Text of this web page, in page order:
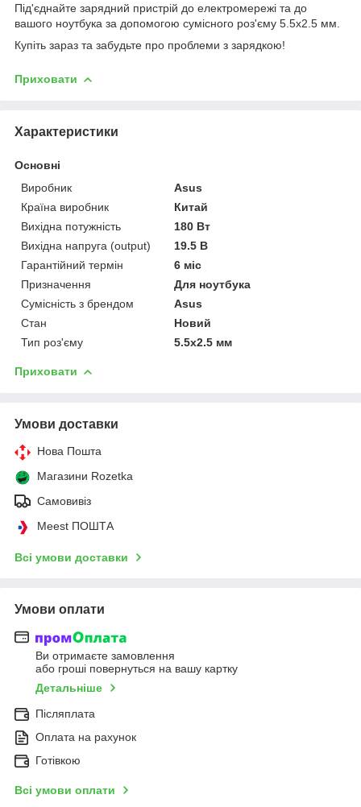
Під'єднайте зарядний пристрій до електромережі та до
вашого ноутбука за допомогою сумісного роз'єму 5.5x2.5 мм.
Купіть зараз та забудьте про проблеми з зарядкою!
Приховати
Характеристики
Основні
Виробник
Asus
Країна виробник
Китай
Вихідна потужність
180 Вт
Вихідна напруга (output)
19.5 В
Гарантійний термін
6 міс
Призначення
Для ноутбука
Сумісність з брендом
Asus
Стан
Новий
Тип роз'єму
5.5x2.5 мм
Приховати
Умови доставки
Нова Пошта
Магазини Rozetka
Самовивіз
Meest ПОШТА
Всі умови доставки
Умови оплати
Ви отримаєте замовлення
або гроші повернуться на вашу картку
Детальніше
Післяплата
Оплата на рахунок
Готівкою
Всі умови оплати